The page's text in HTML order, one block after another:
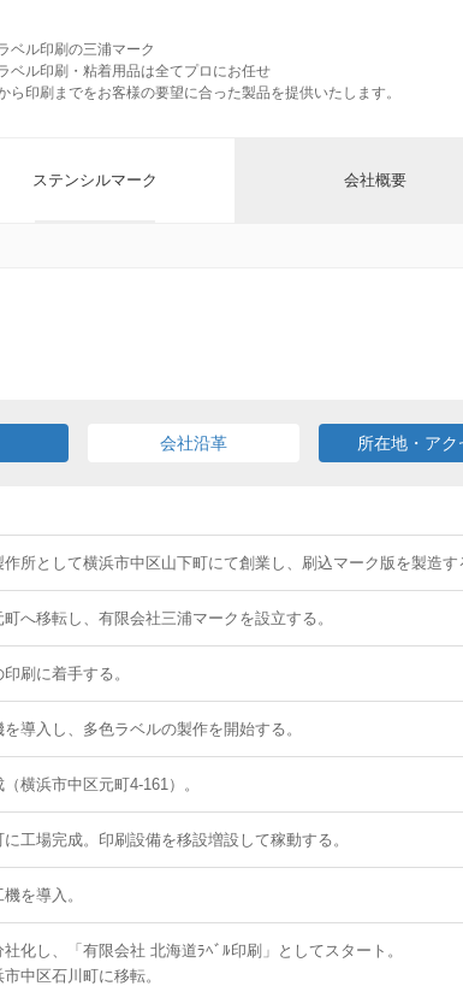
ベル印刷の三浦マーク
ベル印刷・粘着用品は全てプロにお任せ
ら印刷までをお客様の要望に合った製品を提供いたします。
ステンシルマーク 会社概要
会社沿革 所在地・アク
作所として横浜市中区山下町にて創業し、刷込マーク版を製造す
へ移転し、有限会社三浦マークを設立する。
刷に着手する。
導入し、多色ラベルの製作を開始する。
横浜市中区元町4-161）。
工場完成。印刷設備を移設増設して稼動する。
を導入。
化し、「有限会社 北海道ﾗﾍﾞﾙ印刷」としてスタート。
中区石川町に移転。